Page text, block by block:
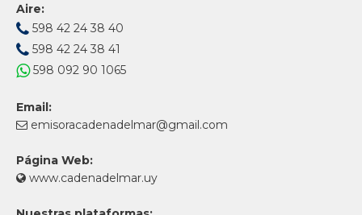
Aire:
598 42 24 38 40
598 42 24 38 41
598 092 90 1065
Email:
emisoracadenadelmar@gmail.com
Página Web:
www.cadenadelmar.uy